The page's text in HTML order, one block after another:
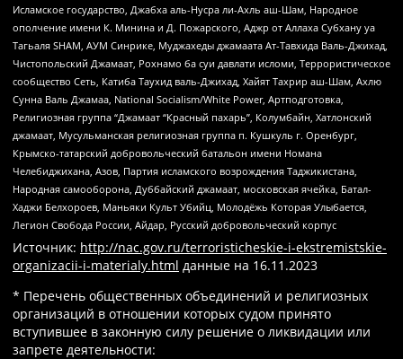
Исламское государство, Джабха аль-Нусра ли-Ахль аш-Шам, Народное
ополчение имени К. Минина и Д. Пожарского, Аджр от Аллаха Субхану уа
Тагьаля SHAM, АУМ Синрике, Муджахеды джамаата Ат-Тавхида Валь-Джихад,
Чистопольский Джамаат, Рохнамо ба суи давлати исломи, Террористическое
сообщество Сеть, Катиба Таухид валь-Джихад, Хайят Тахрир аш-Шам, Ахлю
Сунна Валь Джамаа, National Socialism/White Power, Артподготовка,
Религиозная группа “Джамаат “Красный пахарь”, Колумбайн, Хатлонский
джамаат, Мусульманская религиозная группа п. Кушкуль г. Оренбург,
Крымско-татарский добровольческий батальон имени Номана
Челебиджихана, Азов, Партия исламского возрождения Таджикистана,
Народная самооборона, Дуббайский джамаат, московская ячейка, Батал-
Хаджи Белхороев, Маньяки Культ Убийц, Молодёжь Которая Улыбается,
Легион Свобода России, Айдар, Русский добровольческий корпус
Источник: http://nac.gov.ru/terroristicheskie-i-ekstremistskie-
organizacii-i-materialy.html данные на 16.11.2023
* Перечень общественных объединений и религиозных
организаций в отношении которых судом принято
вступившее в законную силу решение о ликвидации или
запрете деятельности: